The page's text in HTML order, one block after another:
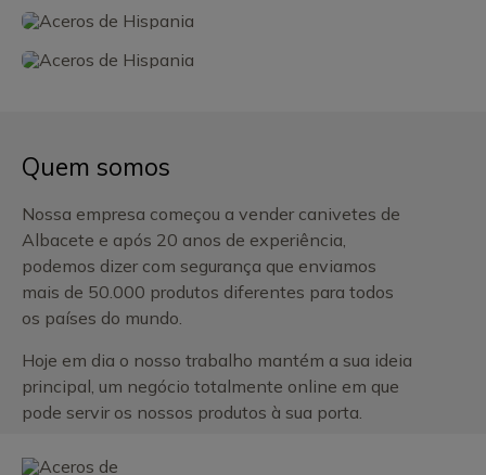
Quem somos
Nossa empresa começou a vender canivetes de
Albacete e após 20 anos de experiência,
podemos dizer com segurança que enviamos
mais de 50.000 produtos diferentes para todos
os países do mundo.
Hoje em dia o nosso trabalho mantém a sua ideia
principal, um negócio totalmente online em que
pode servir os nossos produtos à sua porta.